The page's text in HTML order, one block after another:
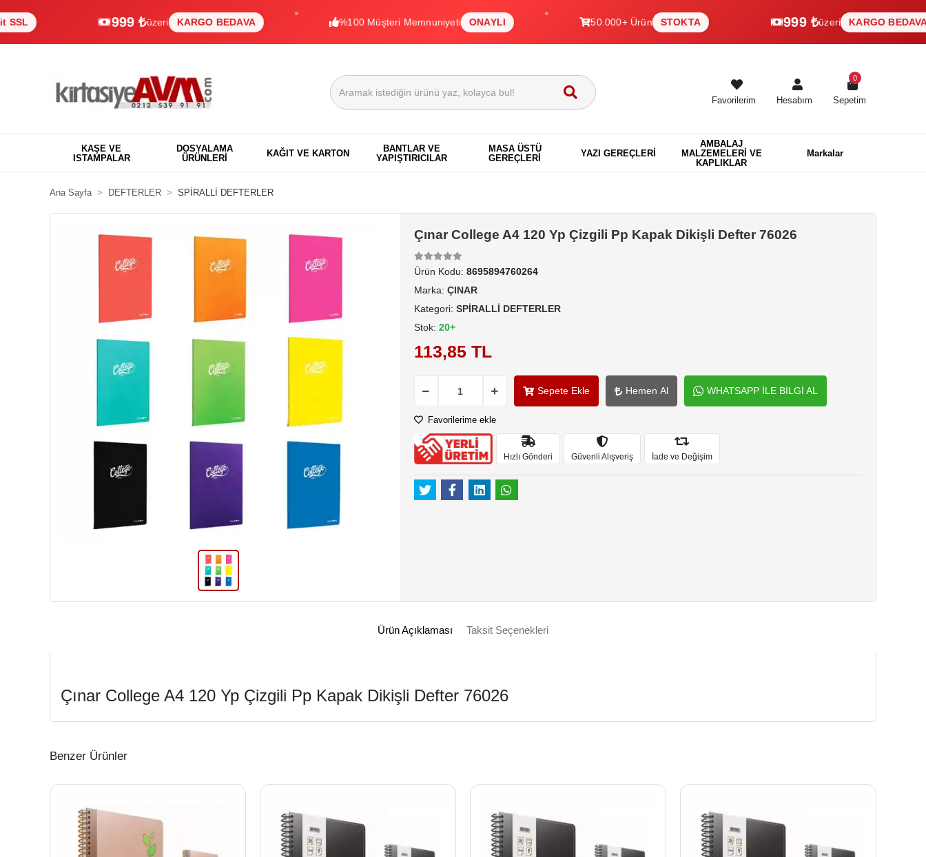
999 ₺üzeri KARGO BEDAVA %100 Müşteri Memnuniyeti ONAYLI 50.000+ Ürün STOKTA 999 ₺üzeri KARGO BEDAVA
Favorilerim Hesabım Sepetim
0
KAŞE VE
ISTAMPALAR
DOSYALAMA
ÜRÜNLERİ
KAĞIT VE KARTON
BANTLAR VE
YAPIŞTIRICILAR
MASA ÜSTÜ
GEREÇLERİ
YAZI GEREÇLERİ
AMBALAJ
MALZEMELERİ VE
KAPLIKLAR
Markalar
Ana Sayfa DEFTERLER SPİRALLİ DEFTERLER
Çınar College A4 120 Yp Çizgili Pp Kapak Dikişli Defter 76026
Ürün Kodu: 8695894760264
Marka: ÇINAR
Kategori: SPİRALLİ DEFTERLER
Stok: 20+
113,85 TL
Sepete Ekle Hemen Al WHATSAPP İLE BİLGİ AL
Favorilerime ekle
Hızlı Gönderi Güvenli Alışveriş İade ve Değişim
Ürün Açıklaması Taksit Seçenekleri
Çınar College A4 120 Yp Çizgili Pp Kapak Dikişli Defter 76026
Benzer Ürünler